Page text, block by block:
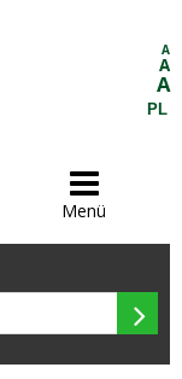
A
A
A
PL

Menü
